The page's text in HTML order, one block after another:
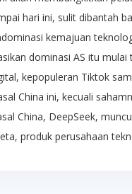
hari ini, sulit dibantah
kemajuan
dominasi AS itu
kepopuleran Tiktok
China ini, kecuali
China, DeepSeek,
produk perusahaan